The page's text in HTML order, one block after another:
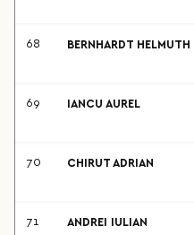
68 BERNHARDT HELMUTH
69 IANCU AUREL
70 CHIRUT ADRIAN
71 ANDREI IULIAN